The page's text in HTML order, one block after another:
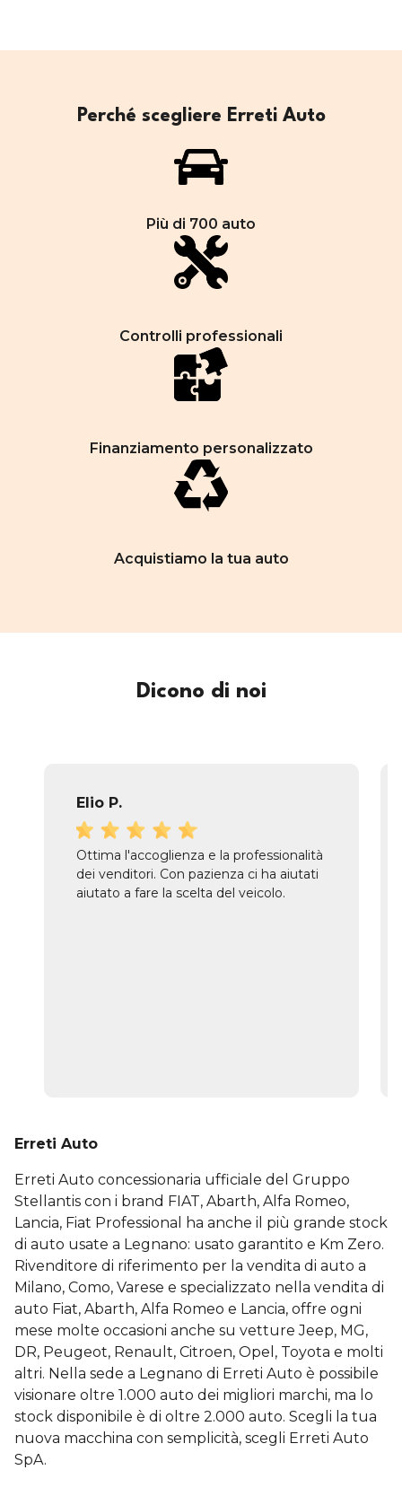
Perché scegliere Erreti Auto
Più di 700 auto
Controlli professionali
Finanziamento personalizzato
Acquistiamo la tua auto
Dicono di noi
Elio P.
Ottima l'accoglienza e la professionalità
dei venditori. Con pazienza ci ha aiutati
aiutato a fare la scelta del veicolo.
Erreti Auto
Erreti Auto concessionaria ufficiale del Gruppo
Stellantis con i brand FIAT, Abarth, Alfa Romeo,
Lancia, Fiat Professional ha anche il più grande stock
di auto usate a Legnano: usato garantito e Km Zero.
Rivenditore di riferimento per la vendita di auto a
Milano, Como, Varese e specializzato nella vendita di
auto Fiat, Abarth, Alfa Romeo e Lancia, offre ogni
mese molte occasioni anche su vetture Jeep, MG,
DR, Peugeot, Renault, Citroen, Opel, Toyota e molti
altri. Nella sede a Legnano di Erreti Auto è possibile
visionare oltre 1.000 auto dei migliori marchi, ma lo
stock disponibile è di oltre 2.000 auto. Scegli la tua
nuova macchina con semplicità, scegli Erreti Auto
SpA.